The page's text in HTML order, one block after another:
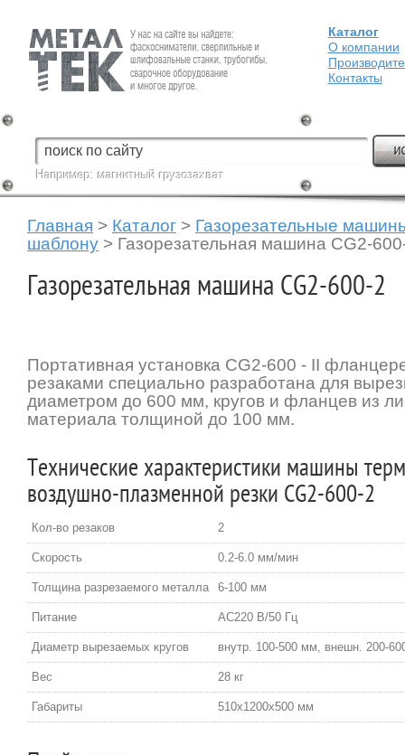
Fein — Профессиональный электроинструмент для обработки
металла.
Каталог
О компании
Контакты
Например: магнитный грузозахват
Главная > Каталог > Газорезательные
шаблону > Газорезательная машина CG2-
Газорезательная машина CG2-600-2
Портативная установка CG2-600 - II
резаками специально разработана для
диаметром до 600 мм, кругов и фланцев из
материала толщиной до 100 мм.
Технические характеристики машины
воздушно-плазменной резки CG2-600-2
Кол-во резаков 2
Скорость 0.2-6.0 мм/мин
Толщина разрезаемого металла 6-100 мм
Питание АС220 В/50 Гц
Диаметр вырезаемых кругов внутр. 100-500 мм, внешн. 200-
Вес 28 кг
Габариты 510х1200х500 мм